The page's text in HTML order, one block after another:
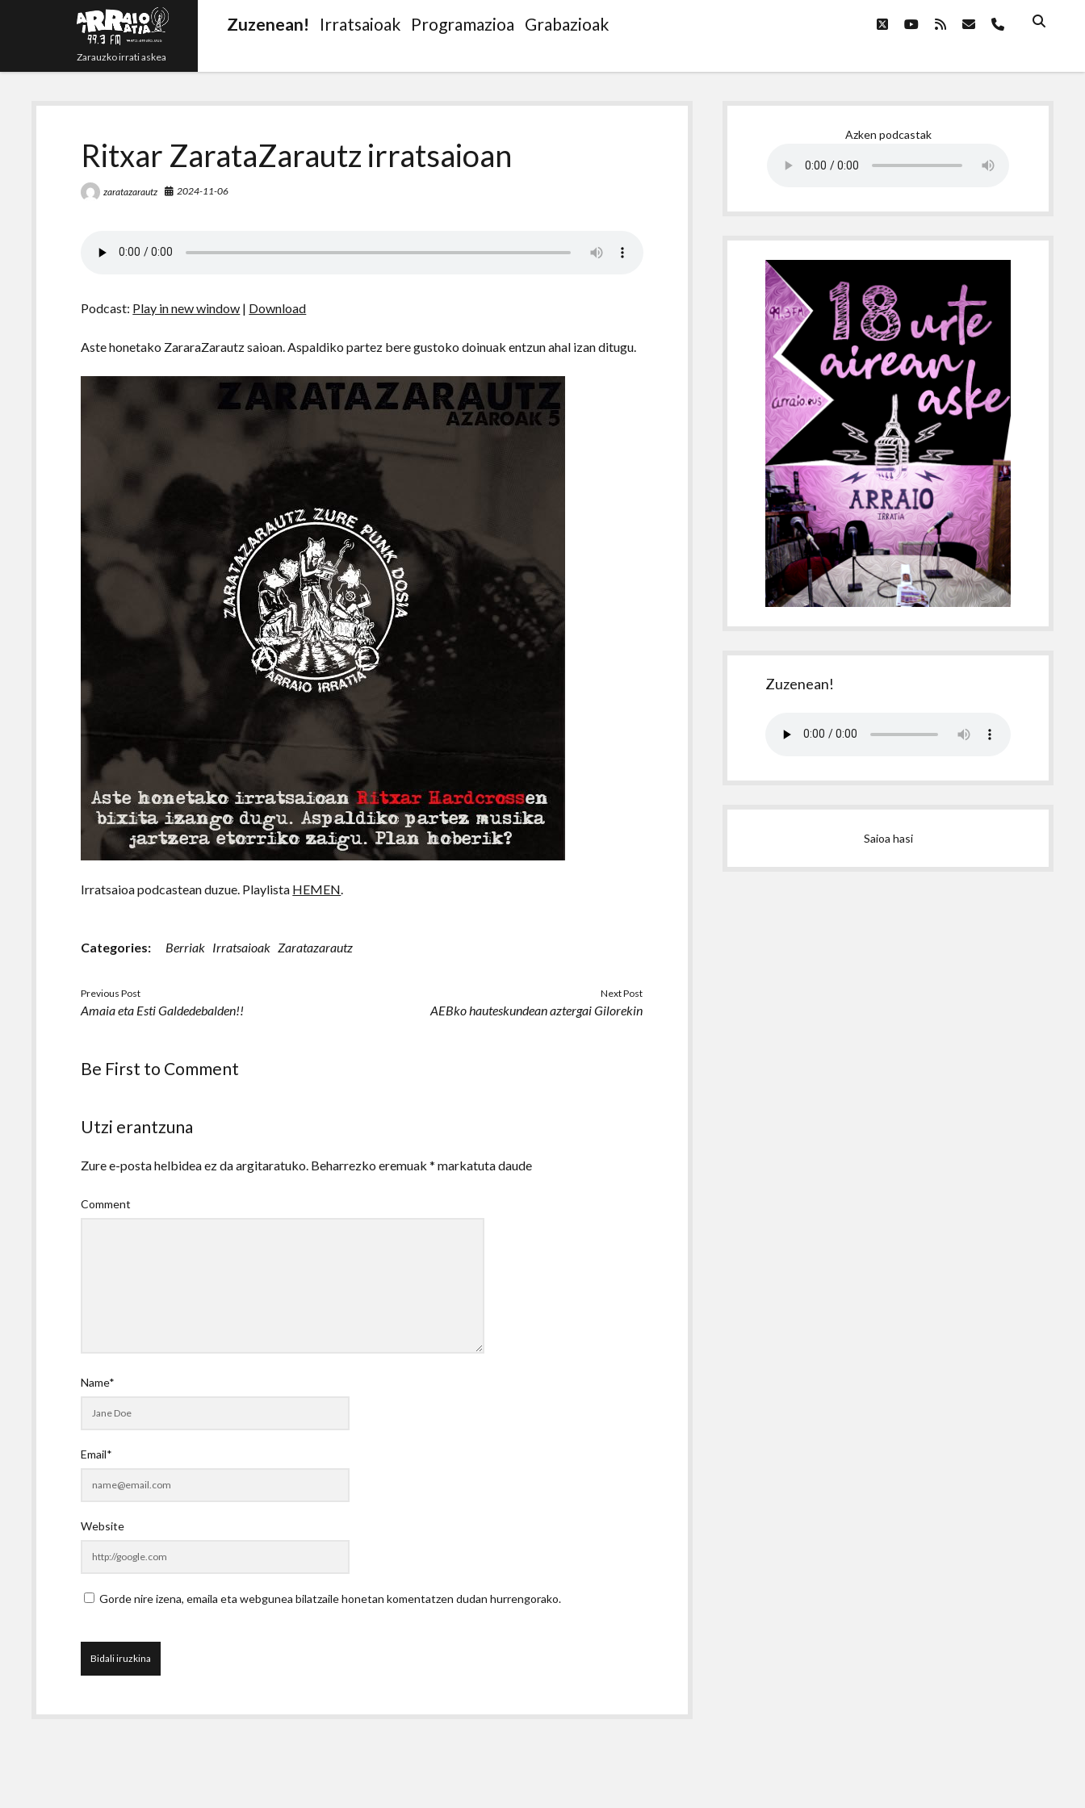
Zarauzko irrati askea
Zuzenean! Irratsaioak Programazioa Grabazioak twitteryoutube
rss emailphone
Ritxar ZarataZarautz irratsaioan
zaratazarautz 2024-11-06
Podcast: Play in new window | Download
Aste honetako ZararaZarautz saioan. Aspaldiko partez bere gustoko doinuak entzun ahal izan ditugu.
Irratsaioa podcastean duzue. Playlista HEMEN.
Categories: Berriak Irratsaioak Zaratazarautz
Previous Post
Amaia eta Esti Galdedebalden!!
Next Post
AEBko hauteskundean aztergai Gilorekin
Be First to Comment
Utzi erantzuna
Zure e-posta helbidea ez da argitaratuko. Beharrezko eremuak* markatuta daude
Comment
Name*
Email*
Website
Gorde nire izena, emaila eta webgunea bilatzaile honetan komentatzen dudan hurrengorako.
Azken podcastak
Zuzenean!
Saioa hasi